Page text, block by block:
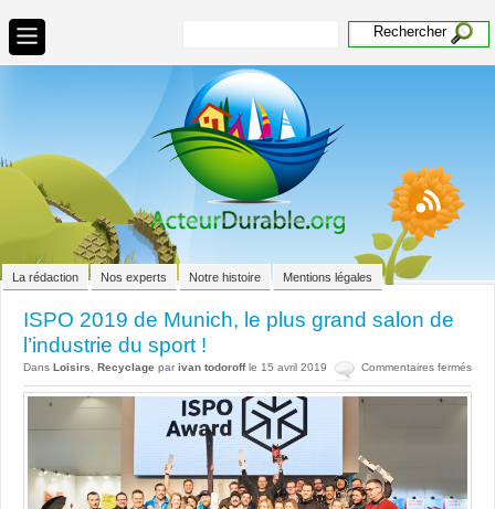
La rédaction Nos experts Notre histoire Mentions légales
ISPO 2019 de Munich, le plus grand salon de
l’industrie du sport !
Dans Loisirs Recyclage par ivan todoroffle 15 avril 2019 Commentaires ferméssur